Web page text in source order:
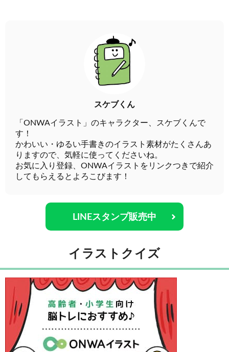
スケブくん
「ONWAイラスト」のキャラクター、スケブくんで
す！
かわいい・ゆるい手書きのイラスト素材がたくさんあ
りますので、気軽に使ってくださいね。
お気に入り登録、ONWAイラストをリンクつきで紹介
してもらえるとよろこびます！
LINEスタンプ販売中
イラストクイズ